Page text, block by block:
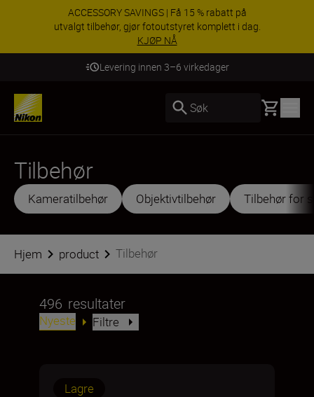
ACCESSORY SAVINGS | Få 15 % rabatt på
utvalgt tilbehør, gjør fotoutstyret komplett i dag.
KJØP NÅ
Levering innen 3–6 virkedager
Søk Basket
Tilbehør
Kameratilbehør Objektivtilbehør Tilbehør for
Hjem product Tilbehør
496 resultater
Nyeste Filtre
Lagre